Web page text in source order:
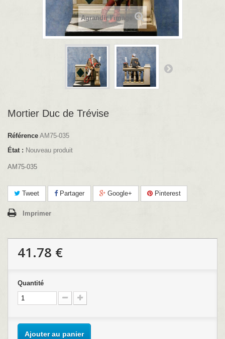
Agrandir l'image
Mortier Duc de Trévise
Référence AM75-035
État : Nouveau produit
AM75-035
Tweet Partager Google+ Pinterest
Imprimer
41.78 €
Quantité
Ajouter au panier